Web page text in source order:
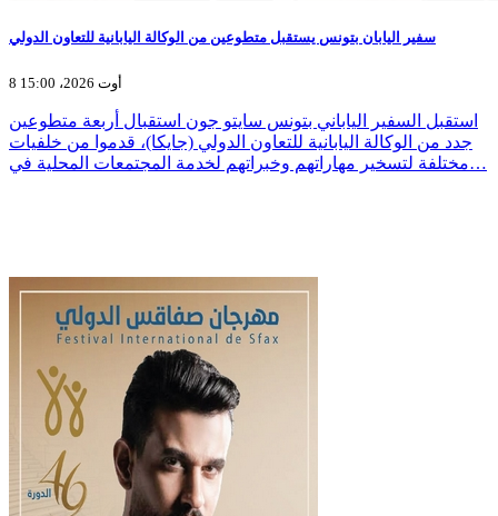
سفير اليابان بتونس يستقبل متطوعين من الوكالة اليابانية للتعاون الدولي
8 أوت 2026، 15:00
استقبل السفير الياباني بتونس سايتو جون استقبال أربعة متطوعين
جدد من الوكالة اليابانية للتعاون الدولي (جايكا)، قدموا من خلفيات
مختلفة لتسخير مهاراتهم وخبراتهم لخدمة المجتمعات المحلية في…